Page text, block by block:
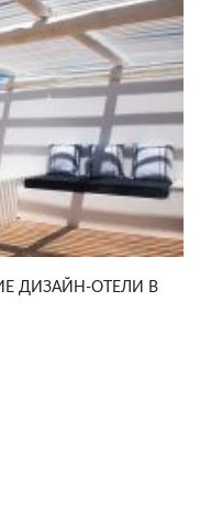
ДИЗАЙН-ОТЕЛИ В